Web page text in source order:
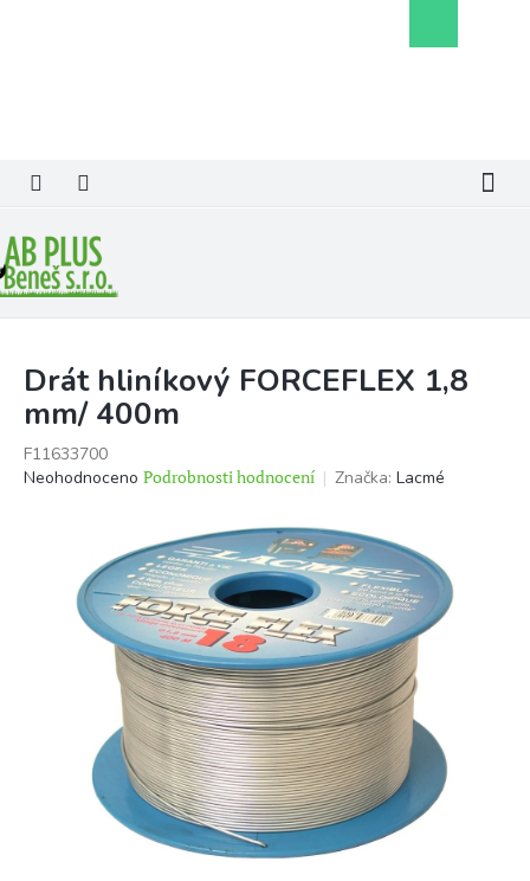
košík
Drát hliníkový FORCEFLEX 1,8
mm/ 400m
F11633700
Průměrné
hvězdiček.
Neohodnoceno Podrobnosti hodnocení Značka: Lacmé